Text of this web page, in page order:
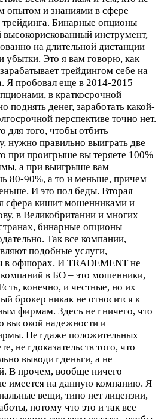
опытом и знаниями в сфере
трейдинга. Бинарные опционы –
высокорискованный инструмент,
на длительной дистанции
убытки. Это я вам говорю, как
трейдингом себе на
Я пробовал еще в 2014-2015
в краткосрочной
поднять денег, заработать какой-
перспективе точно нет.
для того, чтобы отбить
нужно правильно выиграть две
при проигрыше вы теряете 100%
а при выигрыше вам
80-90%, а то и меньше, причем
И это пол беды. Вторая
сфера кишит мошенниками и
в Великобритании и многих
бинарные опционы
Так все компании,
подобные услуги,
в офшорах. И TRADEMENT не
в БО – это мошенники,
конечно, и честные, но их
брокер никак не относится к
фирмам. Здесь нет ничего, что
высокой надежности и
Нет даже положительных
нет доказательств того, что
выводит деньги, а не
В прочем, вообще ничего
имеется на данную компанию. Я
вещи, типо нет лицензии,
потому что это и так все